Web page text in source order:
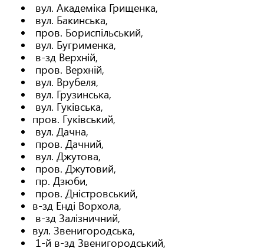
вул. Академіка Грищенка,
вул. Бакинська,
пров. Бориспільський,
вул. Бугрименка,
в-зд Верхній,
пров. Верхній,
вул. Врубеля,
вул. Грузинська,
вул. Гуківська,
пров. Гуківський,
вул. Дачна,
пров. Дачний,
вул. Джутова,
пров. Джутовий,
пр. Дзюби,
пров. Дністровський,
в-зд Енді Ворхола,
в-зд Залізничний,
вул. Звенигородська,
1-й в-зд Звенигородський,